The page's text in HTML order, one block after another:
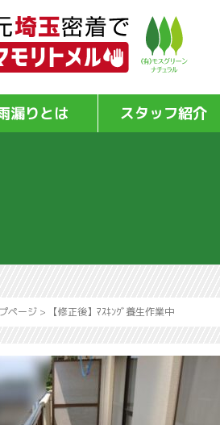
漏りとは スタッフ紹介
ページ > 【修正後】ﾏｽｷﾝｸﾞ養生作業中